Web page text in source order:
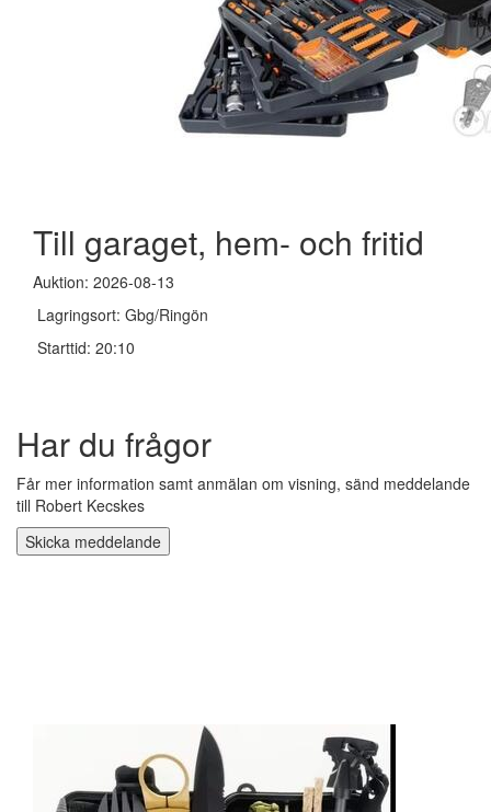
Till garaget, hem- och fritid
Auktion: 2026-08-13
Lagringsort: Gbg/Ringön
Starttid: 20:10
Har du frågor
Får mer information samt anmälan om visning, sänd meddelande
till Robert Kecskes
Skicka meddelande